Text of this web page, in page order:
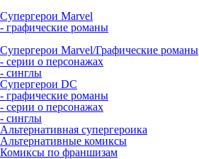
Супергерои Marvel
- графические романы
Супергерои Marvel/Графические романы
- серии о персонажах
- синглы
Супергерои DC
- графические романы
- серии о персонажах
- синглы
Альтернативная супергероика
Альтернативные комиксы
Комиксы по франшизам